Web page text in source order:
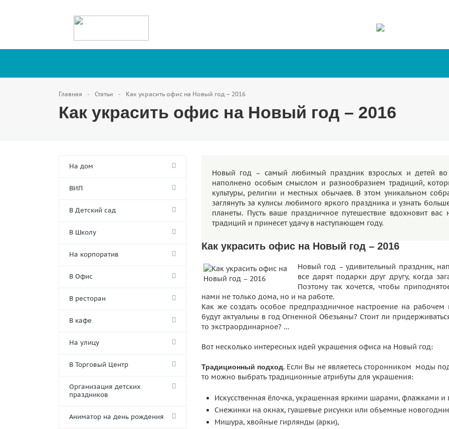
Главная Статьи Как украсить офис на Новый год – 2016
Как украсить офис на Новый год – 2016
На дом
ВИП
В Детский сад
В Школу
На корпоратив
В Офис
В ресторан
В кафе
На улицу
В Торговый Центр
Организация детских
праздников
Аниматор на день рождения
Новый год – самый любимый праздник взрослых и детей во
наполнено особым смыслом и разнообразием традиций,
культуры, религии и местных обычаев. В этом уникальном
заглянуть за кулисы любимого яркого праздника и узнать
планеты. Пусть ваше праздничное путешествие вдохновит
традиций и принесет удачу в наступающем году.
Как украсить офис на Новый год – 2016
Новый год – удивительный праздник,
все дарят подарки друг другу, когда
Поэтому так хочется, чтобы
нами не только дома, но и на работе.
Как же создать особое предпраздничное настроение на
будут актуальны в год Огненной Обезьяны? Стоит ли
то экстраординарное? …
Вот несколько интересных идей украшения офиса на Новый год:
Традиционный подход. Если Вы не являетесь сторонником моды
то можно выбрать традиционные атрибуты для украшения:
Искусственная ёлочка, украшенная яркими шарами, флажками и
Снежинки на окнах, гуашевые рисунки или объемные
Мишура, хвойные гирлянды (арки),